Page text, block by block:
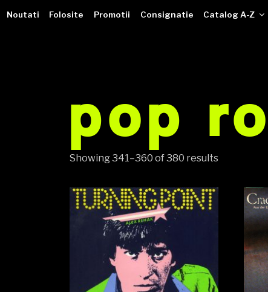
VINILOTECA
Noutati Folosite Promotii Consignatie Catalog A-Z
pop
Showing 341–360 of 380 results